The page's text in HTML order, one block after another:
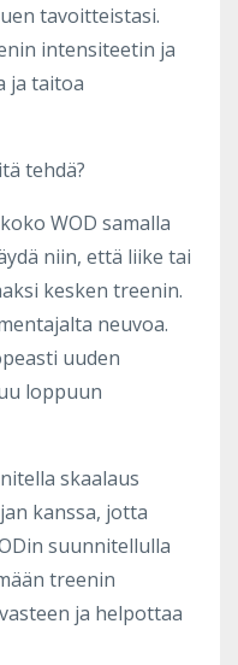
tavoitteistasi.
intensiteetin ja
ja taitoa
tehdä?
WOD samalla
niin, että liike tai
kesken treenin.
neuvoa.
uuden
loppuun
skaalaus
kanssa, jotta
suunnitellulla
treenin
ja helpottaa